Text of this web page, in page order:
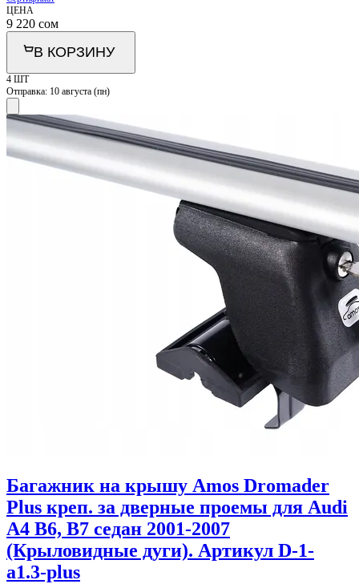
ЦЕНА
9 220 сом
В КОРЗИНУ
4 ШТ
Отправка: 10 августа (пн)
Багажник на крышу Amos Dromader
Plus креп. за дверные проемы для Audi
A4 B6, B7 седан 2001-2007
(Крыловидные дуги). Артикул D-1-
a1.3-plus